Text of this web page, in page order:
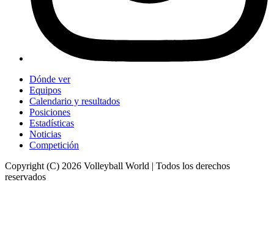
Dónde ver
Equipos
Calendario y resultados
Posiciones
Estadísticas
Noticias
Competición
Copyright (C) 2026 Volleyball World | Todos los derechos
reservados